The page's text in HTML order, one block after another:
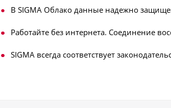
В SIGMA Облако данные надежно
Работайте без интернета. Соединение
SIGMA всегда соответствует